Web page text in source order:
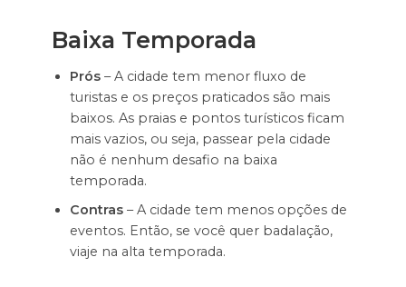
Baixa Temporada
Prós – A cidade tem menor fluxo de
turistas e os preços praticados são mais
baixos. As praias e pontos turísticos ficam
mais vazios, ou seja, passear pela cidade
não é nenhum desafio na baixa
temporada.
Contras – A cidade tem menos opções de
eventos. Então, se você quer badalação,
viaje na alta temporada.